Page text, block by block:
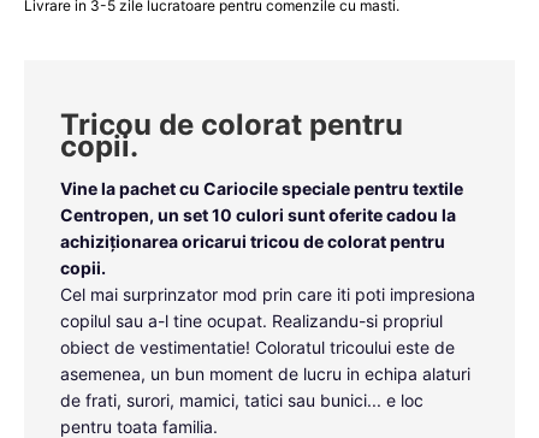
Livrare in 3-5 zile lucratoare pentru comenzile cu masti.
Tricou de colorat pentru
copii.
Vine la pachet cu Cariocile speciale pentru textile
Centropen, un set 10 culori sunt oferite cadou la
achiziționarea oricarui tricou de colorat pentru
copii.
Cel mai surprinzator mod prin care iti poti impresiona
copilul sau a-l tine ocupat. Realizandu-si propriul
obiect de vestimentatie! Coloratul tricoului este de
asemenea, un bun moment de lucru in echipa alaturi
de frati, surori, mamici, tatici sau bunici... e loc
pentru toata familia.